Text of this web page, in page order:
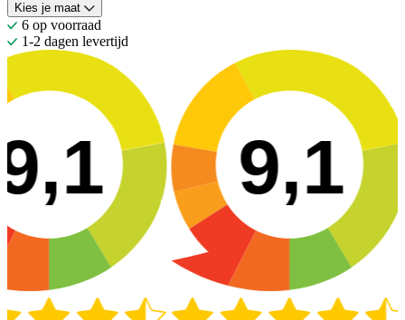
Kies je maat
6 op voorraad
1-2 dagen levertijd
9,1